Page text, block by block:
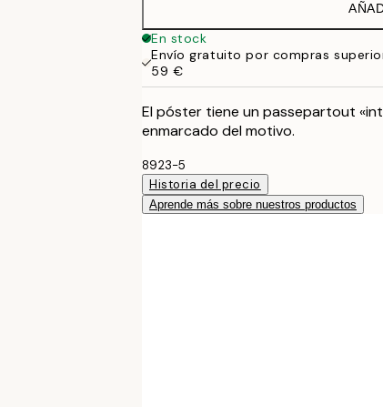
En stock
Envío gratuito por compras
59 €
El póster tiene un passepartout
enmarcado del motivo.
8923-5
Historia del precio
Aprende más sobre nuestros productos